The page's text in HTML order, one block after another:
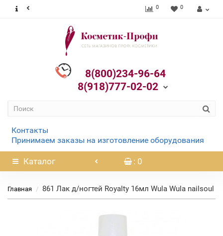
0 0
8(800)234-96-64
8(918)777-02-02
Контакты
Принимаем заказы на изготовление оборудования
Каталог : 0
Главная 861 Лак д/ногтей Royalty 16мл Wula Wula nailsoul